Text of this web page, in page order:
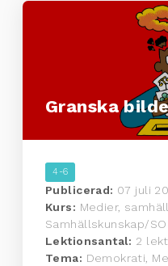
Granska
4-6
Publicerad: 07 juli
Kurs: Medier,
Samhällskunskap/
Lektionsantal: 2
Tema: Demokrati,